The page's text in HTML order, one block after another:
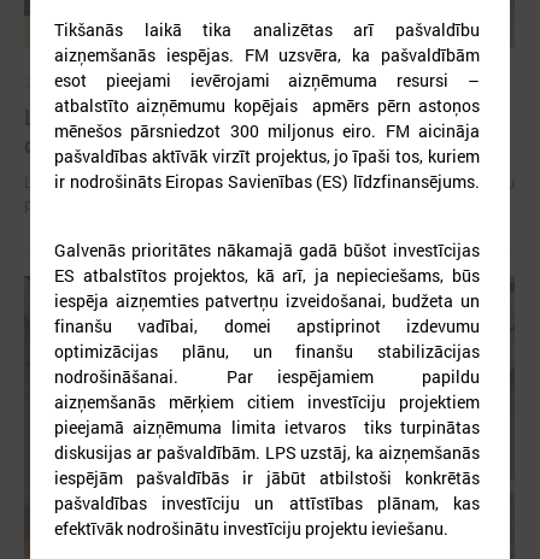
2026. gada 15. jūlijs
LPS: Interaktīvā karte vienkopus parāda plašu un
detalizētu informāciju par skolu tīklu Latvijā
LPS: Interaktīvā karte vienkopus parāda plašu un detalizētu informāciju
Tikšanās laikā tika analizētas arī pašvaldību
aizņemšanās iespējas. FM uzsvēra, ka pašvaldībām
esot pieejami ievērojami aizņēmuma resursi –
atbalstīto aizņēmumu kopējais apmērs pērn astoņos
mēnešos pārsniedzot 300 miljonus eiro. FM aicināja
pašvaldības aktīvāk virzīt projektus, jo īpaši tos, kuriem
ir nodrošināts Eiropas Savienības (ES) līdzfinansējums.
Galvenās prioritātes nākamajā gadā būšot investīcijas
ES atbalstītos projektos, kā arī, ja nepieciešams, būs
iespēja aizņemties patvertņu izveidošanai, budžeta un
finanšu vadībai, domei apstiprinot izdevumu
optimizācijas plānu, un finanšu stabilizācijas
nodrošināšanai. Par iespējamiem papildu
aizņemšanās mērķiem citiem investīciju projektiem
pieejamā aizņēmuma limita ietvaros tiks turpinātas
diskusijas ar pašvaldībām. LPS uzstāj, ka aizņemšanās
iespējām pašvaldībās ir jābūt atbilstoši konkrētās
pašvaldības investīciju un attīstības plānam, kas
efektīvāk nodrošinātu investīciju projektu ieviešanu.